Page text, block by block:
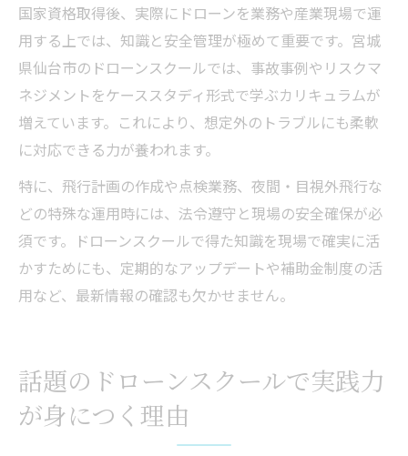
国家資格取得後、実際にドローンを業務や産業現場で運
用する上では、知識と安全管理が極めて重要です。宮城
県仙台市のドローンスクールでは、事故事例やリスクマ
ネジメントをケーススタディ形式で学ぶカリキュラムが
増えています。これにより、想定外のトラブルにも柔軟
に対応できる力が養われます。
特に、飛行計画の作成や点検業務、夜間・目視外飛行な
どの特殊な運用時には、法令遵守と現場の安全確保が必
須です。ドローンスクールで得た知識を現場で確実に活
かすためにも、定期的なアップデートや補助金制度の活
用など、最新情報の確認も欠かせません。
話題のドローンスクールで実践力
が身につく理由